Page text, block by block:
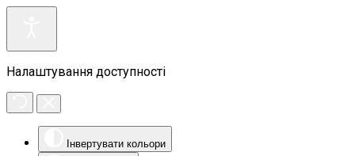
Налаштування доступності
Інвертувати кольори